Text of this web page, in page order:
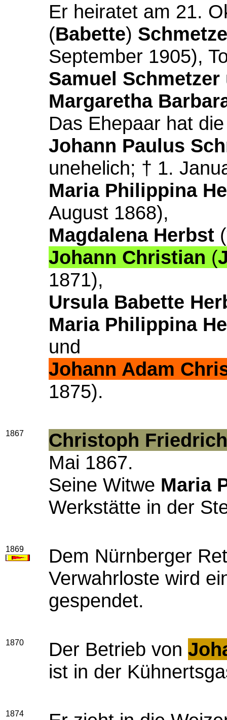
Er heiratet am 21.
(Babette)
September 1905),
Samuel Schmetzer
Margaretha
Das Ehepaar hat
Johann Paulus
unehelich; † 1.
Maria Philippina
August 1868),
Magdalena Herbst
Johann Christian (
1871),
Ursula Babette
Maria Philippina
und
Johann Adam
1875).
1867
Christoph
Mai 1867.
Seine Witwe Maria
Werkstätte in der
1869
Dem Nürnberger
Verwahrloste wird
gespendet.
1870 Der Betrieb von
ist in der
1874